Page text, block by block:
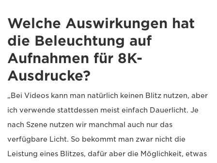
Welche Auswirkungen hat
die Beleuchtung auf
Aufnahmen für 8K-
Ausdrucke?
„Bei Videos kann man natürlich keinen Blitz nutzen, aber
ich verwende stattdessen meist einfach Dauerlicht. Je
nach Szene nutzen wir manchmal auch nur das
verfügbare Licht. So bekommt man zwar nicht die
Leistung eines Blitzes, dafür aber die Möglichkeit, etwas